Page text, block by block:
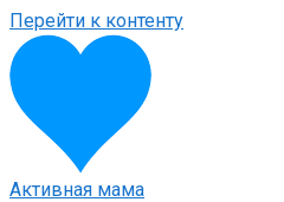
Перейти к контенту
Активная мама